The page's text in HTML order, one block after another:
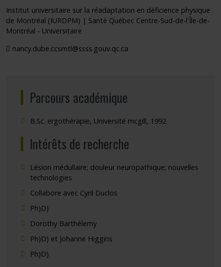
Institut universitaire sur la réadaptation en déficience physique
de Montréal (IURDPM) | Santé Québec Centre-Sud-de-l'Île-de-
Montréal - Universitaire
nancy.dube.ccsmtl@ssss.gouv.qc.ca
Parcours académique
B.Sc. ergothérapie, Université mcgill, 1992
Intérêts de recherche
Lésion médullaire; douleur neuropathique; nouvelles
technologies
Collabore avec Cyril Duclos
Ph)D)
Dorothy Barthélemy
Ph)D) et Johanne Higgins
Ph)D)